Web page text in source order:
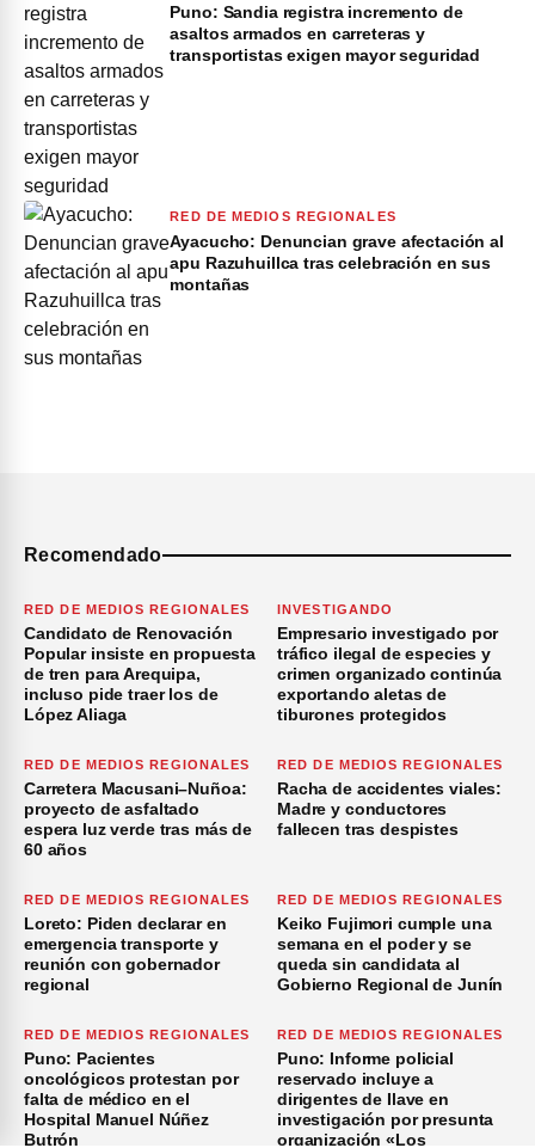
Puno: Sandia registra incremento de
asaltos armados en carreteras y
transportistas exigen mayor seguridad
RED DE MEDIOS REGIONALES
Ayacucho: Denuncian grave afectación al
apu Razuhuillca tras celebración en sus
montañas
Recomendado
RED DE MEDIOS REGIONALES
Candidato de Renovación
Popular insiste en propuesta
de tren para Arequipa,
incluso pide traer los de
López Aliaga
INVESTIGANDO
Empresario investigado por
tráfico ilegal de especies y
crimen organizado continúa
exportando aletas de
tiburones protegidos
RED DE MEDIOS REGIONALES
Carretera Macusani–Nuñoa:
proyecto de asfaltado
espera luz verde tras más de
60 años
RED DE MEDIOS REGIONALES
Racha de accidentes viales:
Madre y conductores
fallecen tras despistes
RED DE MEDIOS REGIONALES
Loreto: Piden declarar en
emergencia transporte y
reunión con gobernador
regional
RED DE MEDIOS REGIONALES
Keiko Fujimori cumple una
semana en el poder y se
queda sin candidata al
Gobierno Regional de Junín
RED DE MEDIOS REGIONALES
Puno: Pacientes
oncológicos protestan por
falta de médico en el
Hospital Manuel Núñez
Butrón
RED DE MEDIOS REGIONALES
Puno: Informe policial
reservado incluye a
dirigentes de Ilave en
investigación por presunta
organización «Los